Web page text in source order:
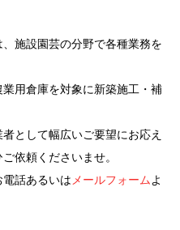
施設園芸の分野で各種業務を
用倉庫を対象に新築施工・補
として幅広いご要望にお応え
依頼くださいませ。
話あるいはメールフォームよ